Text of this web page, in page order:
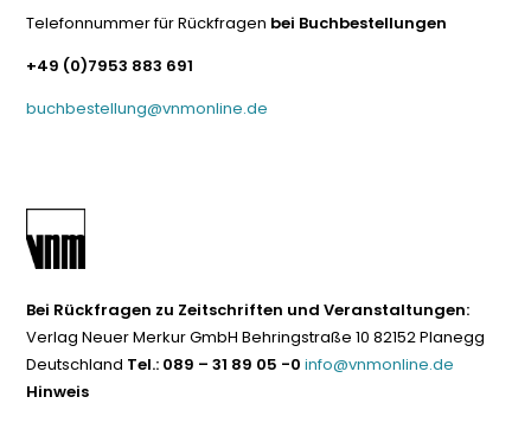
Telefonnummer für Rückfragen bei Buchbestellungen
+49 (0)7953 883 691
buchbestellung@vnmonline.de
Bei Rückfragen zu Zeitschriften und Veranstaltungen:
Verlag Neuer Merkur GmbH Behringstraße 10 82152 Planegg
Deutschland Tel.: 089 – 31 89 05 -0 info@vnmonline.de
Hinweis